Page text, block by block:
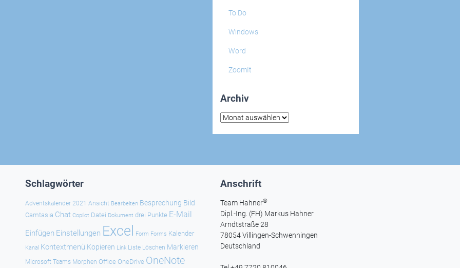
To Do
Windows
Word
ZoomIt
Archiv
Archiv
Schlagwörter
Adventskalender 2021 Ansicht Bearbeiten Besprechung Bild
Camtasia Chat Copilot Datei Dokument drei Punkte E-Mail
Einfügen Einstellungen Excel Form Forms Kalender
Kanal Kontextmenü Kopieren Link Liste Löschen Markieren
Microsoft Teams Morphen Office OneDrive OneNote
Anschrift
Team Hahner®
Dipl.-Ing. (FH) Markus Hahner
Arndtstraße 28
78054 Villingen-Schwenningen
Deutschland